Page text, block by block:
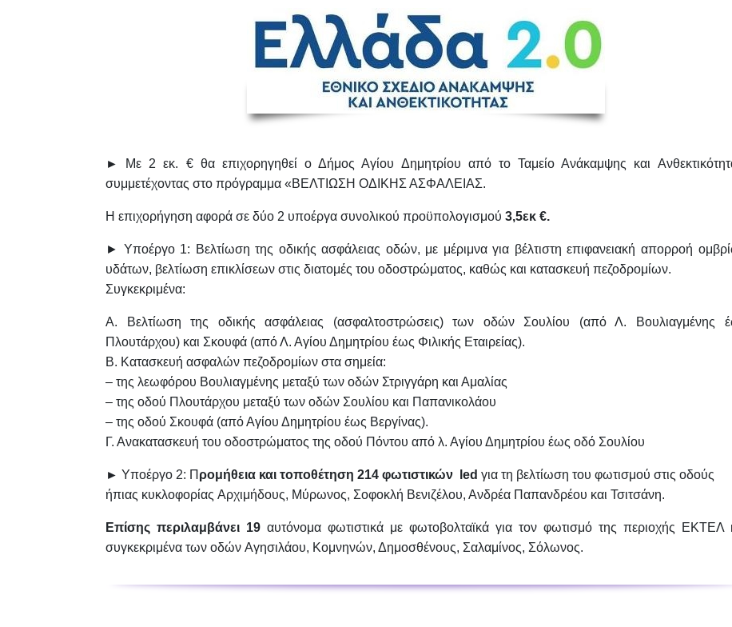
► Με 2 εκ. € θα επιχορηγηθεί ο Δήμος Αγίου Δημητρίου από το Ταμείο Ανάκαμψης και
συμμετέχοντας στο πρόγραμμα «ΒΕΛΤΙΩΣΗ ΟΔΙΚΗΣ ΑΣΦΑΛΕΙΑΣ.
Η επιχορήγηση αφορά σε δύο 2 υποέργα συνολικού προϋπολογισμού 3,5εκ €.
► Υποέργο 1: Βελτίωση της οδικής ασφάλειας οδών, με μέριμνα για βέλτιστη επιφανειακή απορροή
υδάτων, βελτίωση επικλίσεων στις διατομές του οδοστρώματος, καθώς και κατασκευή πεζοδρομίων.
Συγκεκριμένα:
Α. Βελτίωση της οδικής ασφάλειας (ασφαλτοστρώσεις) των οδών Σουλίου (από Λ. Βουλιαγμένης
Πλουτάρχου) και Σκουφά (από Λ. Αγίου Δημητρίου έως Φιλικής Εταιρείας).
Β. Κατασκευή ασφαλών πεζοδρομίων στα σημεία:
– της λεωφόρου Βουλιαγμένης μεταξύ των οδών Στριγγάρη και Αμαλίας
– της οδού Πλουτάρχου μεταξύ των οδών Σουλίου και Παπανικολάου
– της οδού Σκουφά (από Αγίου Δημητρίου έως Βεργίνας).
Γ. Ανακατασκευή του οδοστρώματος της οδού Πόντου από λ. Αγίου Δημητρίου έως οδό Σουλίου
► Υποέργο 2: Π ρομήθεια και τοποθέτηση 214 φωτιστικών led για τη βελτίωση του φωτισμού στις οδούς
ήπιας κυκλοφορίας Αρχιμήδους, Μύρωνος, Σοφοκλή Βενιζέλου, Ανδρέα Παπανδρέου και Τσιτσάνη.
Επίσης περιλαμβάνει 19αυτόνομα φωτιστικά με φωτοβολταϊκάγια τον φωτισμό της περιοχής ΕΚΤΕΛ
συγκεκριμένα των οδών Αγησιλάου, Κομνηνών, Δημοσθένους, Σαλαμίνος, Σόλωνος.